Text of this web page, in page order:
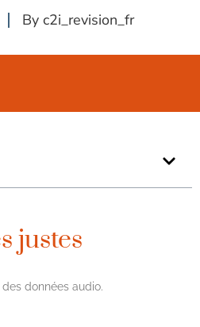
By c2i_revision_fr
justes
données audio.